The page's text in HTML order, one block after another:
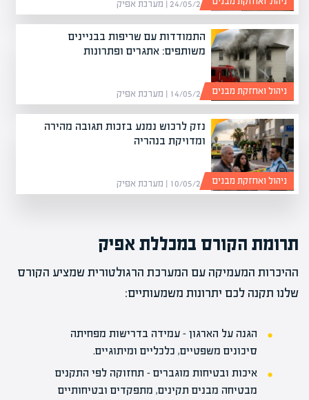
24/05/26 | מערכת אפיק
התמודדות עם שריפות בבניינים
משותפים: אתגרים ופתרונות
14/05/26 | מערכת אפיק ניהול ואחזקת מבנים
נזק לרכוש נמנע בזכות תגובה מהירה
ומדויקת בנהריה
10/05/26 | מערכת אפיק ניהול ואחזקת מבנים
תרומת הקורס במכללת אפיק
ההיכרות המעמיקה עם המערכת הרגולטורית שמציע הקורס
שלנו תקנה לכם יתרונות משמעותיים:
הגנה על הארגון – עמידה בדרישות מפחיתה
סיכונים משפטיים, כלכליים ומיתוגיים.
איכות ובטיחות מוגברים – תחזוקה לפי התקנים
מבטיחה מבנים תקינים, מתפקדים ובטיחותיים